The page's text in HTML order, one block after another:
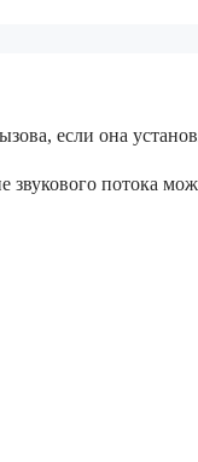
если она
звукового потока